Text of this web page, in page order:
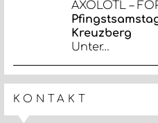
AXOLOTL –
Kreuzberg
Unter…
KONTAKT